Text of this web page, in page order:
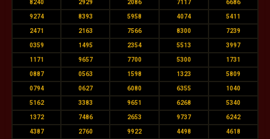
8240 2929 2086 7117 6686
9274 8393 5958 4074 5411
2471 2163 7566 8300 7239
0359 1495 2354 5513 3997
1171 9657 7700 5300 1731
0887 0563 1598 1323 5809
0794 0627 6080 6355 1040
5162 3383 9651 6268 5340
1372 7486 2653 9737 6242
4387 2760 9922 4498 4618